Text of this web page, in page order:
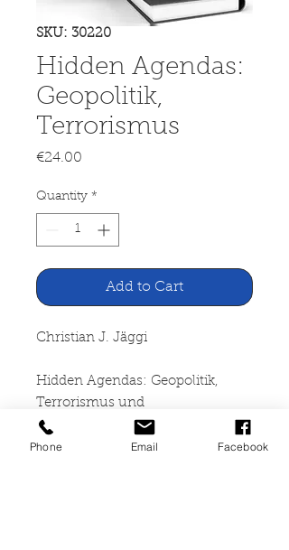
SKU: 30220
Hidden Agendas:
Geopolitik,
Terrorismus
€24.00
Quantity *
Add to Cart
Christian J. Jäggi
Hidden Agendas: Geopolitik,
Terrorismus und
Populismus
Phone Email Facebook